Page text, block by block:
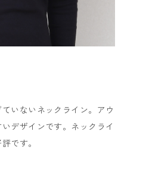
いないネックライン。アウ
デザインです。ネックライ
です。